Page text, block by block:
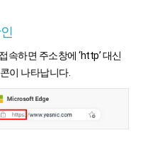
속하면 주소창에 ‘http’ 대신
이 나타납니다.